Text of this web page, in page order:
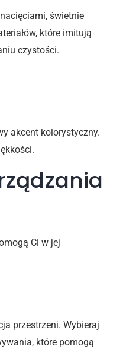
świetnie
które imitują
czystości.
akcent kolorystyczny.
Ci w jej
przestrzeni. Wybieraj
które pomogą